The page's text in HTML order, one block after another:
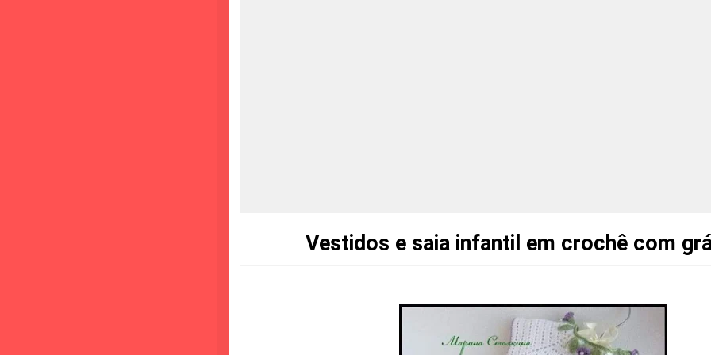
Vestidos e saia infantil em crochê com